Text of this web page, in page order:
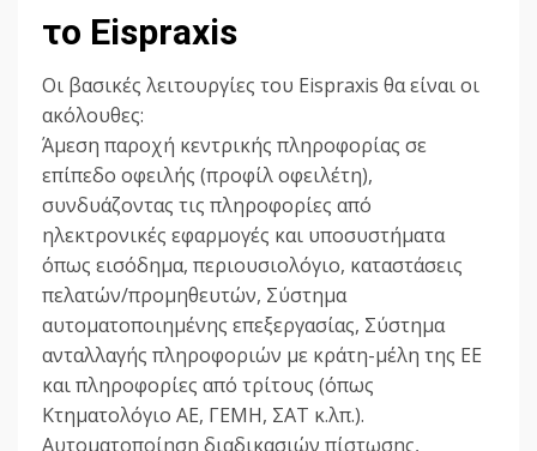
το Eispraxis
Οι βασικές λειτουργίες του Eispraxis θα είναι οι
ακόλουθες:
Άμεση παροχή κεντρικής πληροφορίας σε
επίπεδο οφειλής (προφίλ οφειλέτη),
συνδυάζοντας τις πληροφορίες από
ηλεκτρονικές εφαρμογές και υποσυστήματα
όπως εισόδημα, περιουσιολόγιο, καταστάσεις
πελατών/προμηθευτών, Σύστημα
αυτοματοποιημένης επεξεργασίας, Σύστημα
ανταλλαγής πληροφοριών με κράτη-μέλη της ΕΕ
και πληροφορίες από τρίτους (όπως
Κτηματολόγιο ΑΕ, ΓΕΜΗ, ΣΑΤ κ.λπ.).
Αυτοματοποίηση διαδικασιών πίστωσης,